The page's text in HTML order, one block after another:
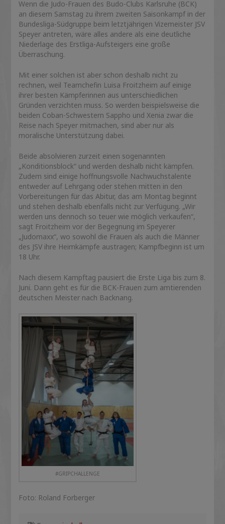
Wenn die Judo-Frauen des Budo-Clubs Karlsruhe (BCK)
an diesem Samstag zu ihrem zweiten Saisonkampf in der
Bundesliga-Südgruppe beim letztjährigen Vizemeister JSV
Speyer antreten, wäre alles andere als eine deutliche
Niederlage des Erstliga-Aufsteigers eine große
Überraschung.
Mit einer solchen ist aber schon deshalb nicht zu
rechnen, weil Teamchefin Luisa Froitzheim auf einige
ihrer besten Kämpferinnen aus unterschiedlichen
Gründen verzichten muss. So werden beispielsweise die
beiden Coban-Schwestern Sappho und Xenia zwar die
Reise nach Speyer mitmachen, sind aber nur als
moralische Unterstützung dabei.
Beide absolvieren zurzeit einen sogenannten
„Konditionsblock“ und werden deshalb nicht kämpfen.
Zudem sind einige hoffnungsvolle Nachwuchstalente
entweder auf Lehrgang oder stehen mitten in den
Vorbereitungen für das Abitur, das am Montag beginnt
und stehen deshalb ebenfalls nicht zur Verfügung. „Wir
werden uns dennoch so teuer wie möglich verkaufen“,
sagt Froitzheim vor der Begegnung im Speyerer
„Judomaxx“, wo sowohl die Frauen als auch die Männer
des JSV ihre Heimkämpfe austragen; Kampfbeginn ist um
18 Uhr.
Nach diesem Kampftag pausiert die Erste Liga bis zum 8.
Juni. Dann geht es für die BCK-Frauen zum amtierenden
deutschen Meister nach Backnang.
#GRIPCHALLENGE
Foto: Roland Forberger